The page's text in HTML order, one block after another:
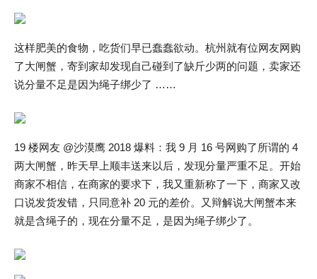
这样肥美的食物，吃货们早已蠢蠢欲动。杭州就有位网友网购
了大闸蟹，寄到家却发现自己碰到了缺斤少两的问题，卖家还
说分量不足是因为绳子绑少了 ……
19 楼网友 @沙漠鹰 2018 爆料：我 9 月 16 号网购了所谓的 4
两大闸蟹，昨天早上顺丰送来以后，发现分量严重不足。开始
商家不相信，在商家的要求下，我又重新称了一下，商家又改
口说发货发错，只同意补 20 元的差价。又辩解说大闸蟹本来
就是含绳子的，现在分量不足，是因为绳子绑少了。